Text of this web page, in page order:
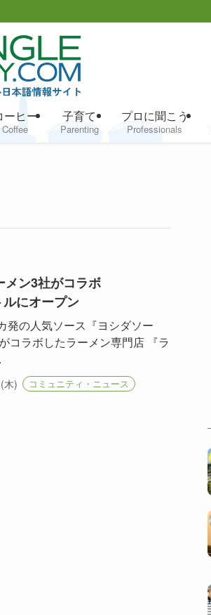
ーヒー
Coffee
子育て
Parenting
プロに聞こう
Professionals
メン3社がコラボ
にオープン
発の人気ソース『ヨシダソー
コラボしたラーメン専門店 『ラ
木) コミュニティ・ニュース